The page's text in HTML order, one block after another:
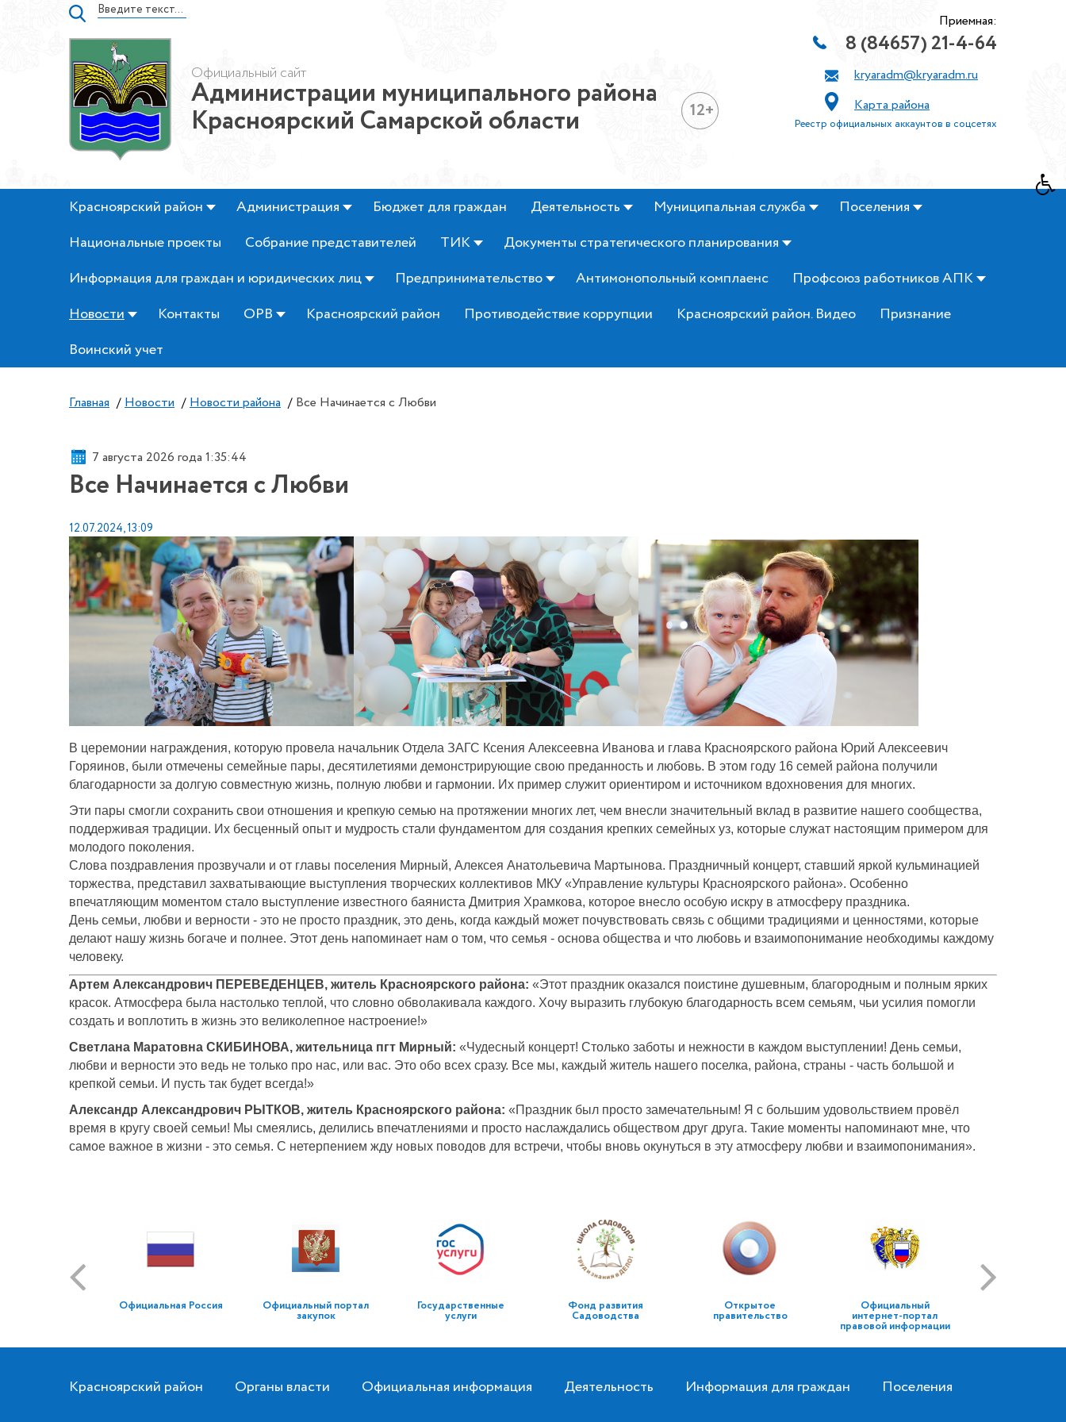
Официальный сайт
Администрации муниципального района
Красноярский Самарской области 12+
Приемная:
8 (84657) 21-4-64
kryaradm@kryaradm.ru
Карта района
Реестр официальных аккаунтов в соцсетях
Красноярский район Администрация Бюджет для граждан Деятельность Муниципальная служба
Поселения
Национальные проекты
Собрание представителей ТИК
Документы стратегического планирования
Информация для граждан и юридических лиц
Предпринимательство Антимонопольный комплаенс
Профсоюз работников АПК
Новости
Контакты ОРВ Красноярский район Противодействие коррупции Красноярский район. Видео
Признание
Воинский учет
Главная / Новости / Новости района / Все Начинается с Любви
7 августа 2026 года 1:35:44
Все Начинается с Любви
12.07.2024, 13:09
В церемонии награждения, которую провела начальник Отдела ЗАГС Ксения Алексеевна Иванова и глава Красноярского района Юрий Алексеевич
Горяинов, были отмечены семейные пары, десятилетиями демонстрирующие свою преданность и любовь. В этом году 16 семей района получили
благодарности за долгую совместную жизнь, полную любви и гармонии. Их пример служит ориентиром и источником вдохновения для многих.
Эти пары смогли сохранить свои отношения и крепкую семью на протяжении многих лет, чем внесли значительный вклад в развитие нашего сообщества,
поддерживая традиции. Их бесценный опыт и мудрость стали фундаментом для создания крепких семейных уз, которые служат настоящим примером для
молодого поколения.
Слова поздравления прозвучали и от главы поселения Мирный, Алексея Анатольевича Мартынова. Праздничный концерт, ставший яркой кульминацией
торжества, представил захватывающие выступления творческих коллективов МКУ «Управление культуры Красноярского района». Особенно
впечатляющим моментом стало выступление известного баяниста Дмитрия Храмкова, которое внесло особую искру в атмосферу праздника.
День семьи, любви и верности - это не просто праздник, это день, когда каждый может почувствовать связь с общими традициями и ценностями, которые
делают нашу жизнь богаче и полнее. Этот день напоминает нам о том, что семья - основа общества и что любовь и взаимопонимание необходимы каждому
человеку.
Артем Александрович ПЕРЕВЕДЕНЦЕВ, житель Красноярского района: «Этот праздник оказался поистине душевным, благородным и полным ярких
красок. Атмосфера была настолько теплой, что словно обволакивала каждого. Хочу выразить глубокую благодарность всем семьям, чьи усилия помогли
создать и воплотить в жизнь это великолепное настроение!»
Светлана Маратовна СКИБИНОВА, жительница пгт Мирный: «Чудесный концерт! Столько заботы и нежности в каждом выступлении! День семьи,
любви и верности это ведь не только про нас, или вас. Это обо всех сразу. Все мы, каждый житель нашего поселка, района, страны - часть большой и
крепкой семьи. И пусть так будет всегда!»
Александр Александрович РЫТКОВ, житель Красноярского района: «Праздник был просто замечательным! Я с большим удовольствием провёл
время в кругу своей семьи! Мы смеялись, делились впечатлениями и просто наслаждались обществом друг друга. Такие моменты напоминают мне, что
самое важное в жизни - это семья. С нетерпением жду новых поводов для встречи, чтобы вновь окунуться в эту атмосферу любви и взаимопонимания».
Официальная Россия Официальный портал
закупок
Государственные
услуги
Фонд развития
Садоводства
Открытое
правительство
Официальный
интернет-портал
правовой информации
Красноярский район Органы власти Официальная информация Деятельность Информация для граждан Поселения